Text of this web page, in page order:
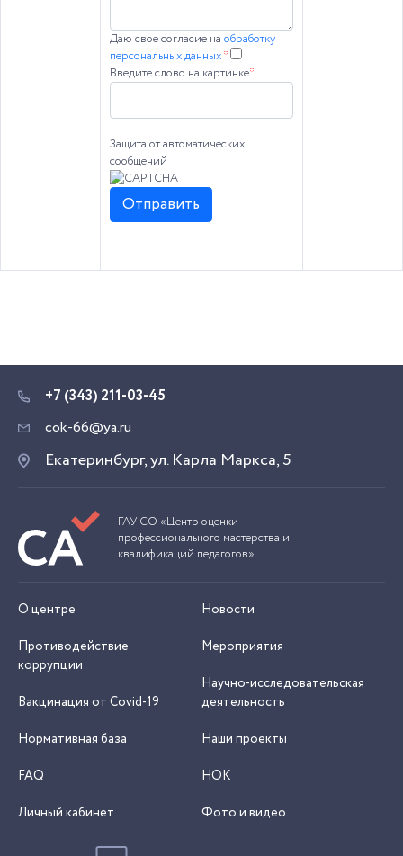
Даю свое согласие на обработку
персональных данных*
Введите слово на картинке*
Защита от автоматических
сообщений
ГАУ СО «Центр оценки
профессионального мастерства и
квалификаций педагогов»
О центре
Противодействие
коррупции
Вакцинация от Covid-19
Нормативная база
FAQ
Личный кабинет
Новости
Мероприятия
Научно-исследовательская
деятельность
Наши проекты
НОК
Фото и видео
+7 (343) 211-03-45
cok-66@ya.ru
Екатеринбург, ул. Карла Маркса, 5